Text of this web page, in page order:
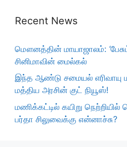
Recent News
மௌனத்தின் மாயாஜாலம்:
சினிமாவின் மைல்கல்
இந்த ஆண்டு சமையல் எரிவாயு
மத்திய அரசின் குட் நியூஸ்!
மணிக்கட்டில் கயிறு
பர்தா சிலுவைக்கு என்னாச்சு?